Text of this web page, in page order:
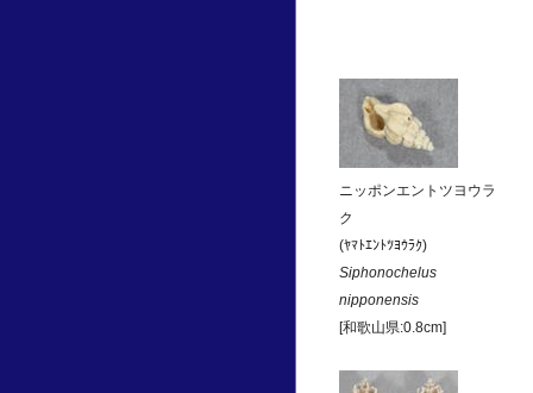
ニッポンエントツヨウラ
ク
(ﾔﾏﾄｴﾝﾄﾂﾖｳﾗｸ)
Siphonochelus
nipponensis
[和歌山県:0.8cm]